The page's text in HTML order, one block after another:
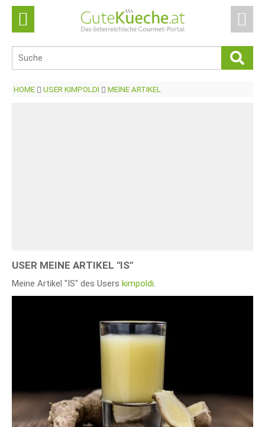
HOME USER KIMPOLDI MEINE ARTIKEL
USER MEINE ARTIKEL "IS"
Meine Artikel "IS" des Users kimpoldi.